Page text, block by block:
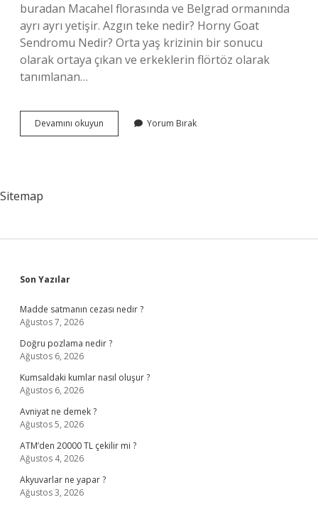
buradan Macahel florasında ve Belgrad ormanında
ayrı ayrı yetişir. Azgın teke nedir? Horny Goat
Sendromu Nedir? Orta yaş krizinin bir sonucu
olarak ortaya çıkan ve erkeklerin flörtöz olarak
tanımlanan…
Devamını okuyun
Teke
Yorum Bırak
Sitemap
Sidebar
Son Yazılar
Madde satmanın cezası nedir ?
Ağustos 7, 2026
Doğru pozlama nedir ?
Ağustos 6, 2026
Kumsaldaki kumlar nasıl oluşur ?
Ağustos 6, 2026
Avniyat ne demek ?
Ağustos 5, 2026
ATM’den 20000 TL çekilir mi ?
Ağustos 4, 2026
Akyuvarlar ne yapar ?
Ağustos 3, 2026